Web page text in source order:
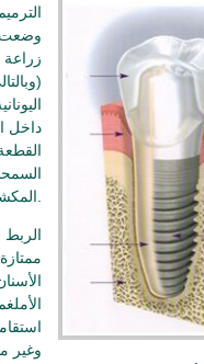
وضعت
داخل
وغير